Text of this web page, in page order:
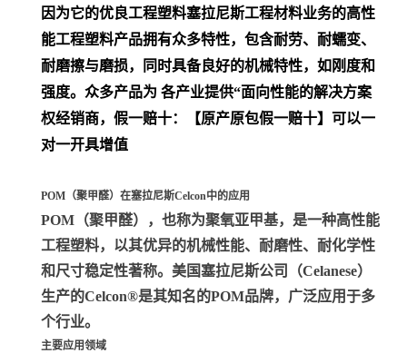
因为它的优良工程塑料塞拉尼斯工程材料业务的高性
能工程塑料产品拥有众多特性，包含耐劳、耐蠕变、
耐磨擦与磨损，同时具备良好的机械特性，如刚度和
强度。众多产品为 各产业提供“面向性能的解决方案
权经销商，假一赔十：【原产原包假一赔十】可以一
对一开具增值
POM（聚甲醛）在塞拉尼斯Celcon中的应用
POM（聚甲醛）
，也称为聚氧亚甲基，是一种高性能
工程塑料，以其优异的机械性能、耐磨性、耐化学性
和尺寸稳定性著称。美国塞拉尼斯公司（Celanese）
生产的Celcon®是其知名的POM品牌，广泛应用于多
个行业。
主要应用领域